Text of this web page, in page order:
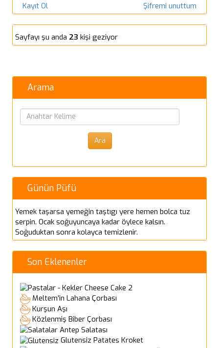
Kayıt Ol Şifremi unuttum
Sayfayı şu anda 23 kişi geziyor
Arama
Günün Püfü
Yemek taşarsa yemeğin taştıgı yere hemen bolca tuz
serpin. Ocak soğuyuncaya kadar öylece kalsın.
Soğuduktan sonra kolayca temizlenir.
Son Eklenenler
Cheese Cake 2
Meltem'in Lahana Çorbası
Kurşun Aşı
Közlenmiş Biber Çorbası
Antep Salatası
Glutensiz Patates Kroket